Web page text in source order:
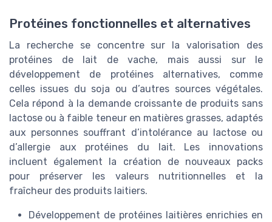
Protéines fonctionnelles et alternatives
La recherche se concentre sur la valorisation des
protéines de lait de vache, mais aussi sur le
développement de protéines alternatives, comme
celles issues du soja ou d’autres sources végétales.
Cela répond à la demande croissante de produits sans
lactose ou à faible teneur en matières grasses, adaptés
aux personnes souffrant d’intolérance au lactose ou
d’allergie aux protéines du lait. Les innovations
incluent également la création de nouveaux packs
pour préserver les valeurs nutritionnelles et la
fraîcheur des produits laitiers.
Développement de protéines laitières enrichies en